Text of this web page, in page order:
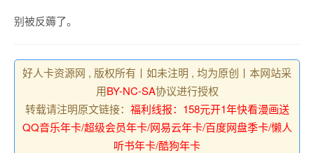
别被反薅了。
好人卡资源网 , 版权所有丨如未注明 , 均为原创丨本网站采
用BY-NC-SA协议进行授权
转载请注明原文链接： 福利线报：158元开1年快看漫画送
QQ音乐年卡/超级会员年卡/网易云年卡/百度网盘季卡/懒人
听书年卡/酷狗年卡